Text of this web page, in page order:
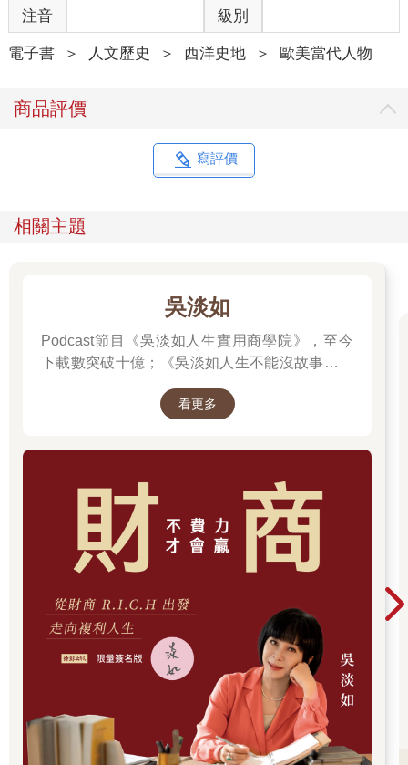
壓」。還有個問題是，克諾夫出版社對食譜書並不真的感興趣。
幾間大出版社都是如此。儘管在茱蒂絲的經驗中，廚房是個愉
悅、實驗、創意參與和玩樂的地方，但就像日復一日的家庭烹飪
定不屬於文學範疇。
儘管食譜書遭受諸多偏見，茱蒂絲仍看見一絲希望。阿弗雷・克
諾夫對飲食和生活十分講究，也自認是美食家。他是紐約葡萄酒
和美食協會（Wine and Food Society of New York）的創會會長，
〇年，他曾出版安德列・西蒙（André Simon）的《美好生活的藝
肯定也不下廚。她對食譜書和美食這一更廣泛的主題興趣缺缺
（但有個例外是，她出版了英國飲食作家伊麗莎白・大衛
〔Elizabeth David〕的《義大利菜》〔Italian Food〕，這本書和
《法式料理食譜》一樣，也是透過艾維絲・德沃托來到克諾夫出
版社）。
出版《法式料理食譜》，在各方面都是風險。這本書在技術上相
當複雜，而且篇幅很長。印刷費將會十分昂貴，代表著定價必須
險，也會讓茱蒂絲在克諾夫出版社的名聲岌岌可危。她公開討好
不夠嚴肅，過度關心「女人的東西」。如果要有機會出版《法式
料理食譜》，茱蒂絲就需要社內的盟友，某個可以同時熱烈擁護
她和這本書的人。某個備受信任的資深男性。
安格斯・卡麥隆（Angus Cameron）於一九五九年進入克諾夫工
作，已經是出版界的老鳥。他曾先後待過鮑伯斯－梅里爾
（Bobbs-Merrill）和利特布朗（Little, Brown）兩間出版社，發行
過沙林傑（J. D. Salinger）、麗蓮・海爾曼（Lillian Hellman）和
伊夫林・沃（Evelyn Waugh）的作品。他在一九四三年成為利特
布朗出版社的總編輯。卡麥隆的著名事蹟是他多次為對的書冒
險，曾有人稱他為「美國最重要的圖書編輯」。他經常引發爭
論，因此在出版界贏得名聲，成為公認值得關注的人物，但也引
起冷戰時期共產主義獵巫者的注意。一九四七年，卡麥隆遭指控
支持反美國運動。他旗下的三十一名作者都一起被牽連入內。高
層告知他，如果想要保住飯碗，他從今以後所有的外部活動都必
注音 級別
電子書 ＞ 人文歷史 ＞ 西洋史地 ＞ 歐美當代人物
商品評價
寫評價
相關主題
吳淡如
Podcast節目《吳淡如人生實用商學院》，至今
下載數突破十億；《吳淡如人生不能沒故事》也
讀歷史中的權力運作與人性選擇，讓看似遙遠的
看更多